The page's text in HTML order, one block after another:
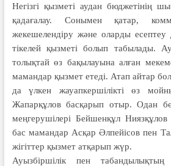
Негізгі қызметі аудан бюджетінің
қадағалау. Сонымен қатар,
жекешелендіру және оларды
тікелей қызметі болып табылады.
толықтай өз бақылауына алған
мамандар қызмет етеді. Атап айтар
да үлкен жауапкершілікті өз
Жапарқұлов басқарып отыр. Одан
меңгерушілері Бейшенқұл
бас мамандар Асқар Әлпейісов пен
жігіттер қызмет атқарып жүр.
Ауызбіршілік пен табандылықтың